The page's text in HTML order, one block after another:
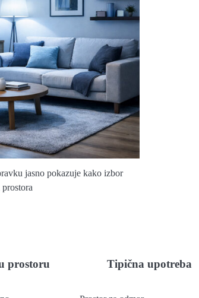
jasno pokazuje kako izbor
prostoru Tipična upotreba